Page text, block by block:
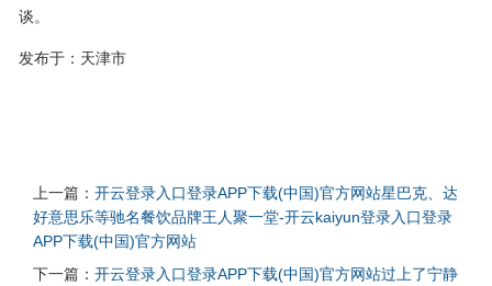
谈。
发布于：天津市
上一篇： 开云登录入口登录APP下载(中国)官方网站星巴克、达
好意思乐等驰名餐饮品牌王人聚一堂-开云kaiyun登录入口登录
APP下载(中国)官方网站
下一篇： 开云登录入口登录APP下载(中国)官方网站过上了宁静